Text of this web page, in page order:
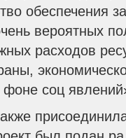
обеспечения
вероятных
расходов
фоне соц